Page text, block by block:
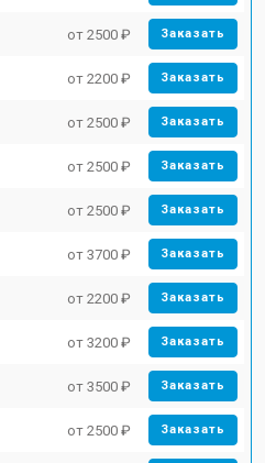
от 2500 ₽ Заказать
от 2200 ₽ Заказать
от 2500 ₽ Заказать
от 2500 ₽ Заказать
от 2500 ₽ Заказать
от 3700 ₽ Заказать
от 2200 ₽ Заказать
от 3200 ₽ Заказать
от 3500 ₽ Заказать
от 2500 ₽ Заказать